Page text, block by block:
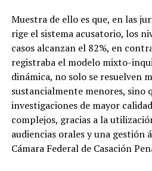
Muestra de ello es que, en las
rige el sistema acusatorio, los
casos alcanzan el 82%, en
registraba el modelo mixto-
dinámica, no solo se resuelven
sustancialmente menores, sino
investigaciones de mayor
complejos, gracias a la
audiencias orales y una gestión
Cámara Federal de Casación